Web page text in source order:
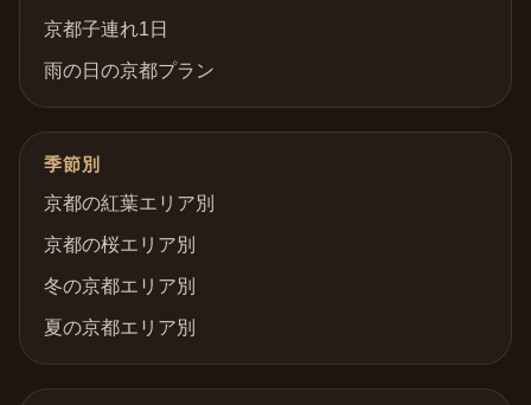
京都子連れ1日
雨の日の京都プラン
季節別
京都の紅葉エリア別
京都の桜エリア別
冬の京都エリア別
夏の京都エリア別